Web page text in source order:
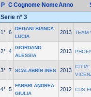
P CCognome NomeAnno
Serie n° 3
1° 6
DEGANI BIANCA
LUCIA
2013 TEAM
2° 4
GIORDANO
ALESSIA
2013
3° 7 SCALABRIN INES 2013
CITTA'
4° 5
FABBRI ANDREA
GIULIA
2012 CUS